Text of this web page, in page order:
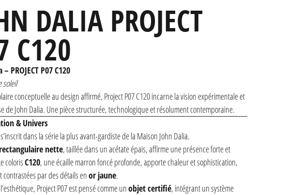
DALIA PROJECT
C120
– PROJECT P07 C120
soleil
conceptuelle au design affirmé, Project P07 C120 incarne la vision expérimentale et
de John Dalia. Une pièce structurée, technologique et résolument contemporaine.
& Univers
dans la série la plus avant-gardiste de la Maison John Dalia.
nette, taillée dans un acétate épais, affirme une présence forte et
colorisC120, une écaille marron foncé profonde, apporte chaleur et sophistication,
par des détails enor jaune.
Project P07 est pensé comme unobjet certifié, intégrant un système